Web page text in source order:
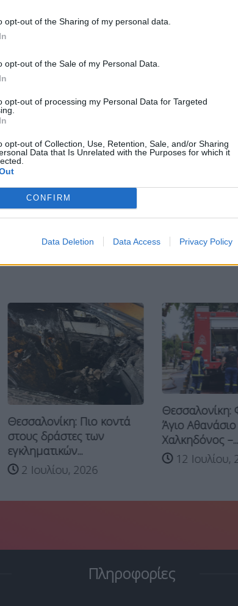
opt-out of the Sharing of my personal data.
opt-out of the Sale of my Personal Data.
opt-out of processing my Personal Data for Targeted
opt-out of Collection, Use, Retention, Sale, and/or Sharing
Data that Is Unrelated with the Purposes for which it
CONFIRM
Data Deletion Data Access Privacy Policy
περίπου στις 10 σήμερα (5/6) το
της Θεσσαλονίκης, χωρίς να δώσει κάποια
και τοΧαμόγελο του Παιδιού, το οποίο
της πόλης. Στις έρευνες συμμετέχουν
σκάφος της Ελληνικής Ομάδας Διάσωσης
έρευνες διά θαλλάσσης.
Bluesky
Πιο κοντά
των
2026
Θεσσαλονίκη: Φωτιά στον
Άγιο Αθανάσιο
Χαλκηδόνος –...
12 Ιουλίου, 2026
Πληροφορίες